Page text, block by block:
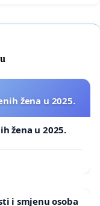
žena u 2025.
žena u 2025.
i smjenu osoba